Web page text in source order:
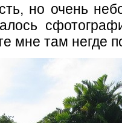
но очень
мне там негде